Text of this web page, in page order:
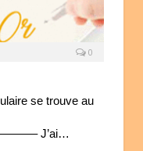
0
se trouve au
J’ai…